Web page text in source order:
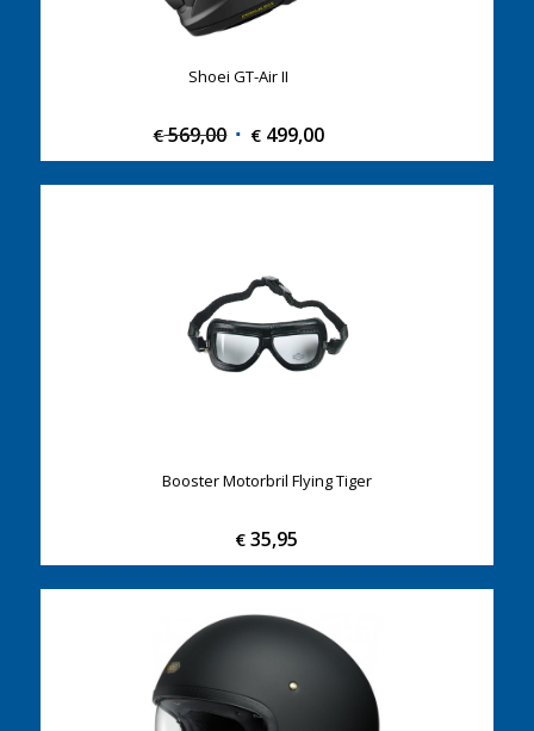
Shoei GT-Air II
€569,00 Original
price
was:
€ 499,00Current
price
is:
Booster Motorbril Flying Tiger
€ 35,95